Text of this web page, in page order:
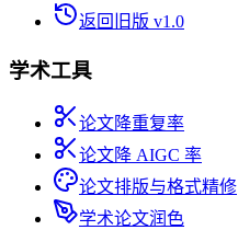
返回旧版 v1.0
学术工具
论文降重复率
论文降 AIGC 率
论文排版与格式精修
学术论文润色